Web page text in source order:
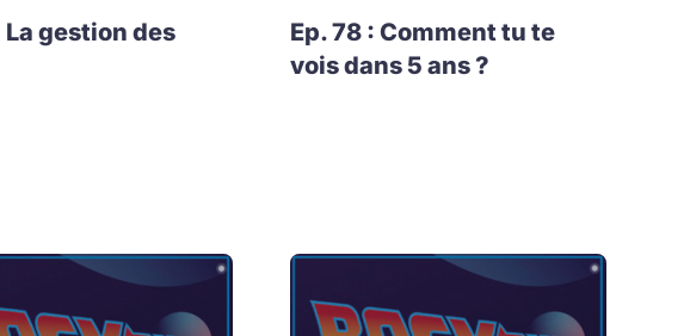
La gestion des
Ep. 78 : Comment tu te
vois dans 5 ans ?